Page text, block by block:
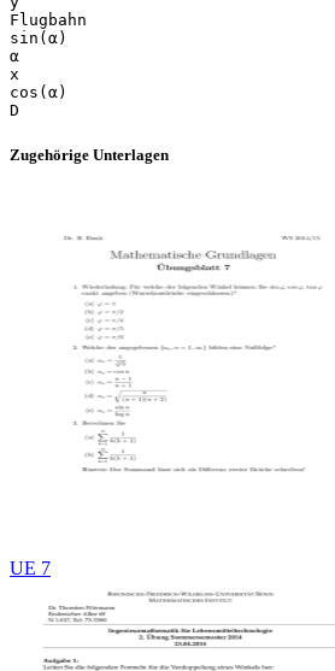
Flugbahn
sin(α)
α
x
cos(α)
Zugehörige Unterlagen
UE 7